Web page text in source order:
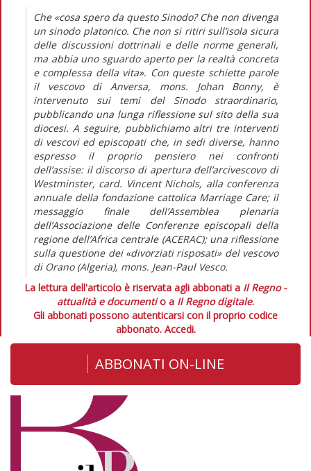
Che «cosa spero da questo Sinodo? Che non divenga
un sinodo platonico. Che non si ritiri sull’isola sicura
delle discussioni dottrinali e delle norme generali,
ma abbia uno sguardo aperto per la realtà concreta
e complessa della vita». Con queste schiette parole
il vescovo di Anversa, mons. Johan Bonny, è
intervenuto sui temi del Sinodo straordinario,
pubblicando una lunga riflessione sul sito della sua
diocesi. A seguire, pubblichiamo altri tre interventi
di vescovi ed episcopati che, in sedi diverse, hanno
espresso il proprio pensiero nei confronti
dell’assise: il discorso di apertura dell’arcivescovo di
Westminster, card. Vincent Nichols, alla conferenza
annuale della fondazione cattolica Marriage Care; il
messaggio finale dell’Assemblea plenaria
dell’Associazione delle Conferenze episcopali della
regione dell’Africa centrale (ACERAC); una riflessione
sulla questione dei «divorziati risposati» del vescovo
di Orano (Algeria), mons. Jean-Paul Vesco.
La lettura dell'articolo è riservata agli abbonati a Il Regno -
attualità e documentio a Il Regno digitale.
Gli abbonati possono autenticarsi con il proprio codice
abbonato. Accedi.
ABBONATI ON-LINE